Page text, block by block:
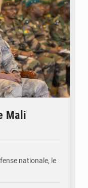
Mali
nationale, le